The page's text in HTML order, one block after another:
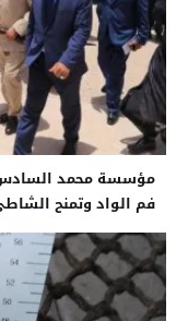
مؤسسة محمد السادس
فم الواد وتمنح